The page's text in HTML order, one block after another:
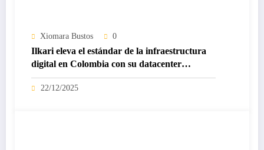
Xiomara Bustos 0
Ilkari eleva el estándar de la infraestructura
digital en Colombia con su datacenter
certificado Nivel IV de ICREA
22/12/2025